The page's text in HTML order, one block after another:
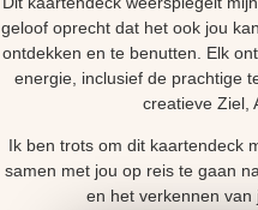
geloof oprecht dat het ook jou
ontdekken en te benutten. Elk
energie, inclusief de prachtige
creatieve Ziel,
Ik ben trots om dit kaartendeck
samen met jou op reis te gaan
en het verkennen van